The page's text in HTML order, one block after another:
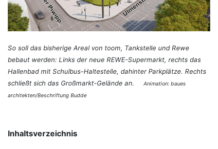
So soll das bisherige Areal von toom, Tankstelle und Rewe
bebaut werden: Links der neue REWE-Supermarkt, rechts das
Hallenbad mit Schulbus-Haltestelle, dahinter Parkplätze. Rechts
schließt sich das Großmarkt-Gelände an.
Animation: baues
architekten/Beschriftung Budde
Inhaltsverzeichnis